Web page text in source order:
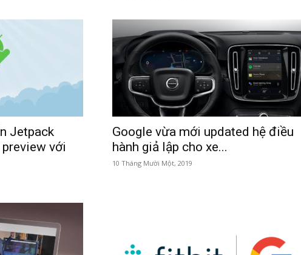
Jetpack
với
Google vừa mới updated hệ điều
hành giả lập cho xe...
10 Tháng Mười Một, 2019